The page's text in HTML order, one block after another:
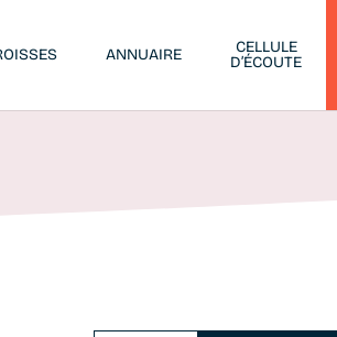
ANNUAIRE
CELLULE
D’ÉCOUTE